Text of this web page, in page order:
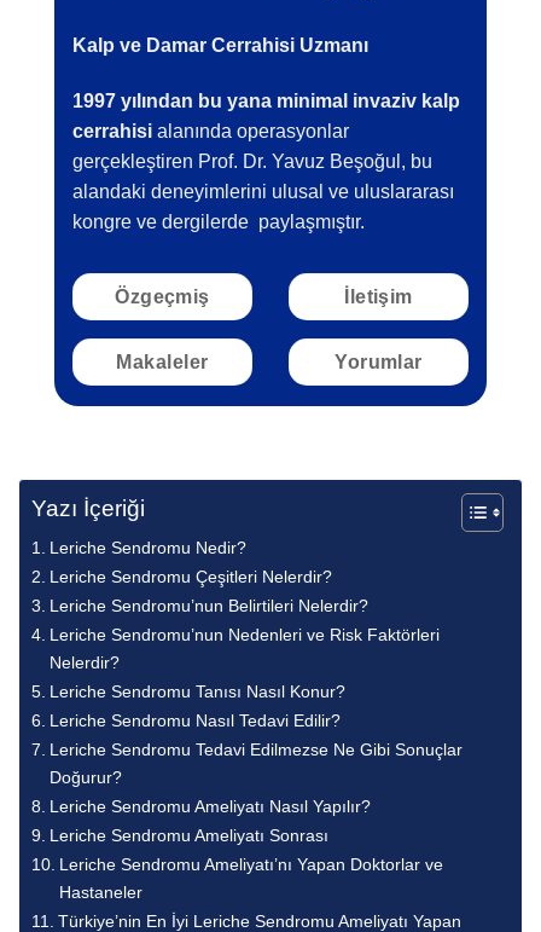
Kalp ve Damar Cerrahisi Uzmanı
1997 yılından bu yana minimal invaziv kalp
cerrahisi alanında operasyonlar
gerçekleştiren Prof. Dr. Yavuz Beşoğul, bu
alandaki deneyimlerini ulusal ve uluslararası
kongre ve dergilerde paylaşmıştır.
Özgeçmiş
Makaleler
İletişim
Yorumlar
Yazı İçeriği
Leriche Sendromu Nedir?
Leriche Sendromu Çeşitleri Nelerdir?
Leriche Sendromu’nun Belirtileri Nelerdir?
Leriche Sendromu’nun Nedenleri ve Risk Faktörleri
Nelerdir?
Leriche Sendromu Tanısı Nasıl Konur?
Leriche Sendromu Nasıl Tedavi Edilir?
Leriche Sendromu Tedavi Edilmezse Ne Gibi Sonuçlar
Doğurur?
Leriche Sendromu Ameliyatı Nasıl Yapılır?
Leriche Sendromu Ameliyatı Sonrası
Leriche Sendromu Ameliyatı’nı Yapan Doktorlar ve
Hastaneler
Türkiye’nin En İyi Leriche Sendromu Ameliyatı Yapan